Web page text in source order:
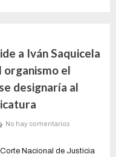
a Iván Saquicela
organismo el
designaría al
No hay comentarios
Nacional de Justicia